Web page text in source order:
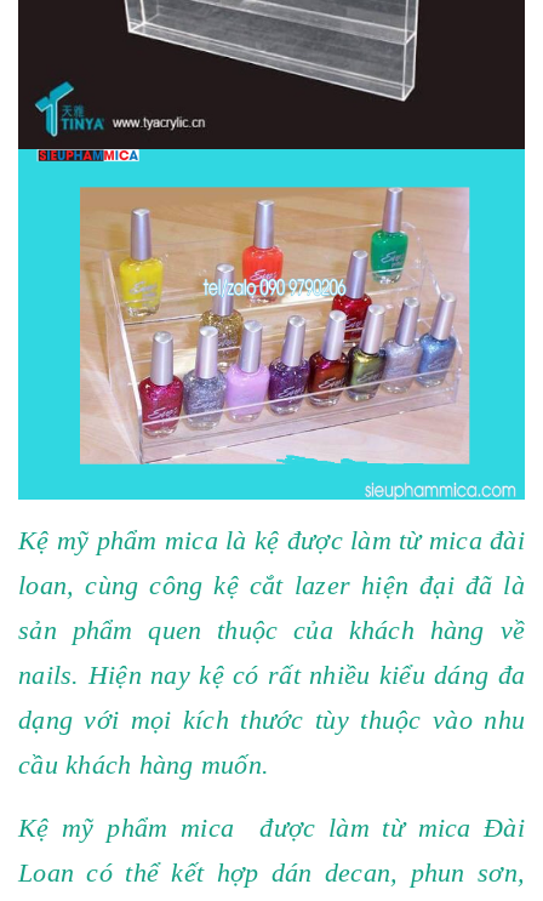
Kệ mỹ phẩm mica là kệ được làm từ mica đài
loan, cùng công kệ cắt lazer hiện đại đã là
sản phẩm quen thuộc của khách hàng về
nails. Hiện nay kệ có rất nhiều kiểu dáng đa
dạng với mọi kích thước tùy thuộc vào nhu
cầu khách hàng muốn.
Kệ mỹ phẩm mica được làm từ mica Đài
Loan có thể kết hợp dán decan, phun sơn,